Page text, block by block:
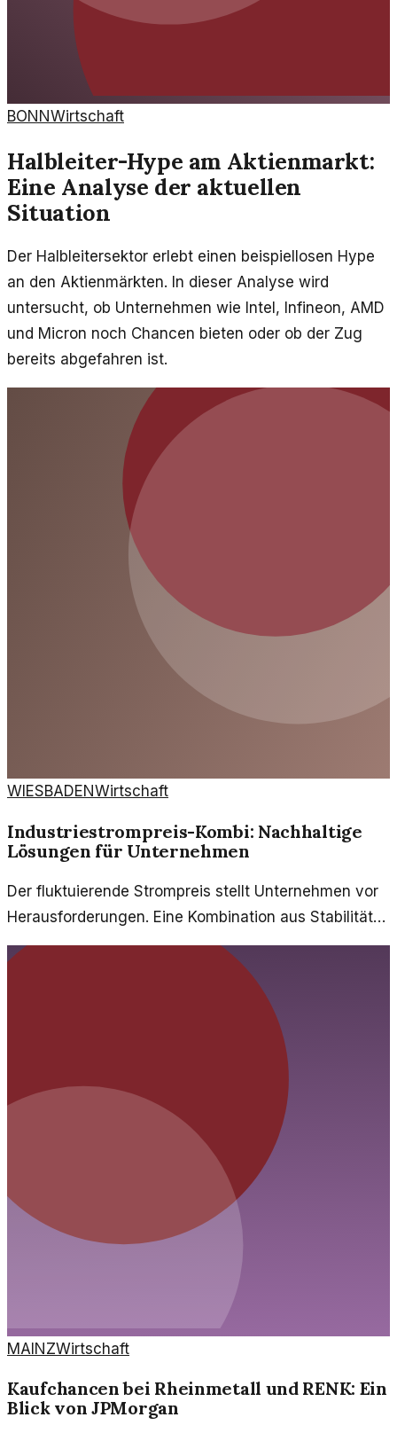
BONNWirtschaft
Halbleiter-Hype am Aktienmarkt:
Eine Analyse der aktuellen
Situation
Der Halbleitersektor erlebt einen beispiellosen Hype
an den Aktienmärkten. In dieser Analyse wird
untersucht, ob Unternehmen wie Intel, Infineon, AMD
und Micron noch Chancen bieten oder ob der Zug
bereits abgefahren ist.
WIESBADENWirtschaft
Industriestrompreis-Kombi: Nachhaltige
Lösungen für Unternehmen
Der fluktuierende Strompreis stellt Unternehmen vor
Herausforderungen. Eine Kombination aus Stabilität
und Flexibilität könnte die Lösung sein, die viele im
Blick haben.
MAINZWirtschaft
Kaufchancen bei Rheinmetall und RENK: Ein
Blick von JPMorgan